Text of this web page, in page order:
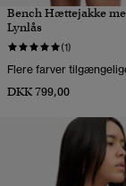
Bench Hættejakke
Lynlås
(1)
Flere farver
DKK 799,00